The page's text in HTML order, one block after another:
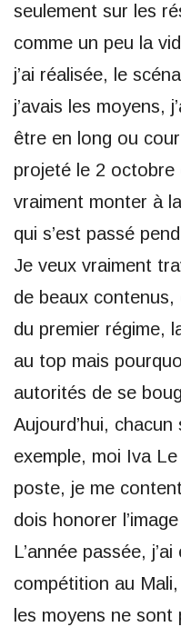
seulement sur les
comme un peu la
j’ai réalisée, le
j’avais les moyens,
être en long ou
projeté le 2 octobre
vraiment monter à
qui s’est passé
Je veux vraiment
de beaux contenus,
du premier régime,
au top mais
autorités de se
Aujourd’hui,
exemple, moi Iva
poste, je me
dois honorer
L’année passée,
compétition au
les moyens ne